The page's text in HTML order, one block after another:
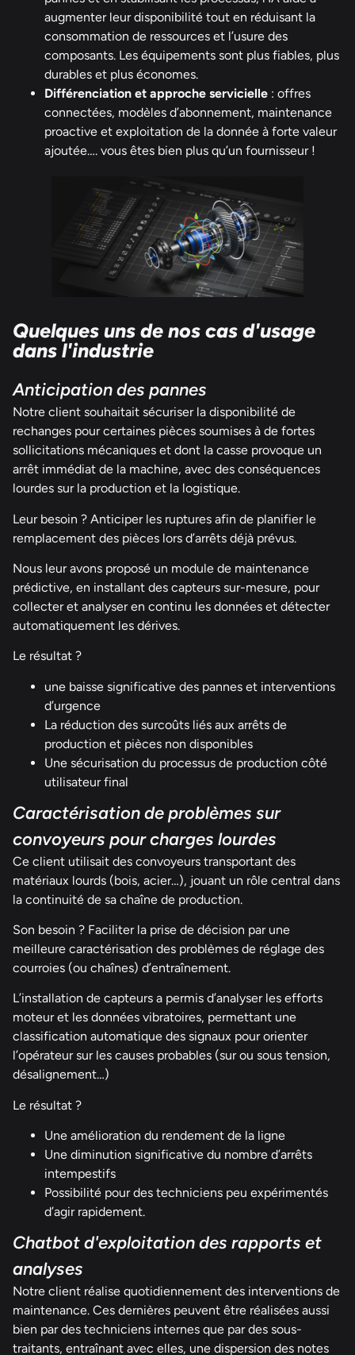
augmenter leur disponibilité tout en réduisant la
consommation de ressources et l’usure des
composants. Les équipements sont plus fiables, plus
durables et plus économes.
Différenciation et approche servicielle : offres
connectées, modèles d’abonnement, maintenance
proactive et exploitation de la donnée à forte valeur
ajoutée…. vous êtes bien plus qu’un fournisseur !
Quelques uns de nos cas d'usage
dans l'industrie
Anticipation des pannes
Notre client souhaitait sécuriser la disponibilité de
rechanges pour certaines pièces soumises à de fortes
sollicitations mécaniques et dont la casse provoque un
arrêt immédiat de la machine, avec des conséquences
lourdes sur la production et la logistique.
Leur besoin ? Anticiper les ruptures afin de planifier le
remplacement des pièces lors d’arrêts déjà prévus.
Nous leur avons proposé un module de maintenance
prédictive, en installant des capteurs sur-mesure, pour
collecter et analyser en continu les données et détecter
automatiquement les dérives.
Le résultat ?
une baisse significative des pannes et interventions
d’urgence
La réduction des surcoûts liés aux arrêts de
production et pièces non disponibles
Une sécurisation du processus de production côté
utilisateur final
Caractérisation de problèmes sur
convoyeurs pour charges lourdes
Ce client utilisait des convoyeurs transportant des
matériaux lourds (bois, acier…), jouant un rôle central dans
la continuité de sa chaîne de production.
Son besoin ? Faciliter la prise de décision par une
meilleure caractérisation des problèmes de réglage des
courroies (ou chaînes) d’entraînement.
L’installation de capteurs a permis d’analyser les efforts
moteur et les données vibratoires, permettant une
classification automatique des signaux pour orienter
l’opérateur sur les causes probables (sur ou sous tension,
désalignement…)
Le résultat ?
Une amélioration du rendement de la ligne
Une diminution significative du nombre d’arrêts
intempestifs
Possibilité pour des techniciens peu expérimentés
d’agir rapidement.
Chatbot d'exploitation des rapports et
analyses
Notre client réalise quotidiennement des interventions de
maintenance. Ces dernières peuvent être réalisées aussi
bien par des techniciens internes que par des sous-
traitants, entraînant avec elles, une dispersion des notes